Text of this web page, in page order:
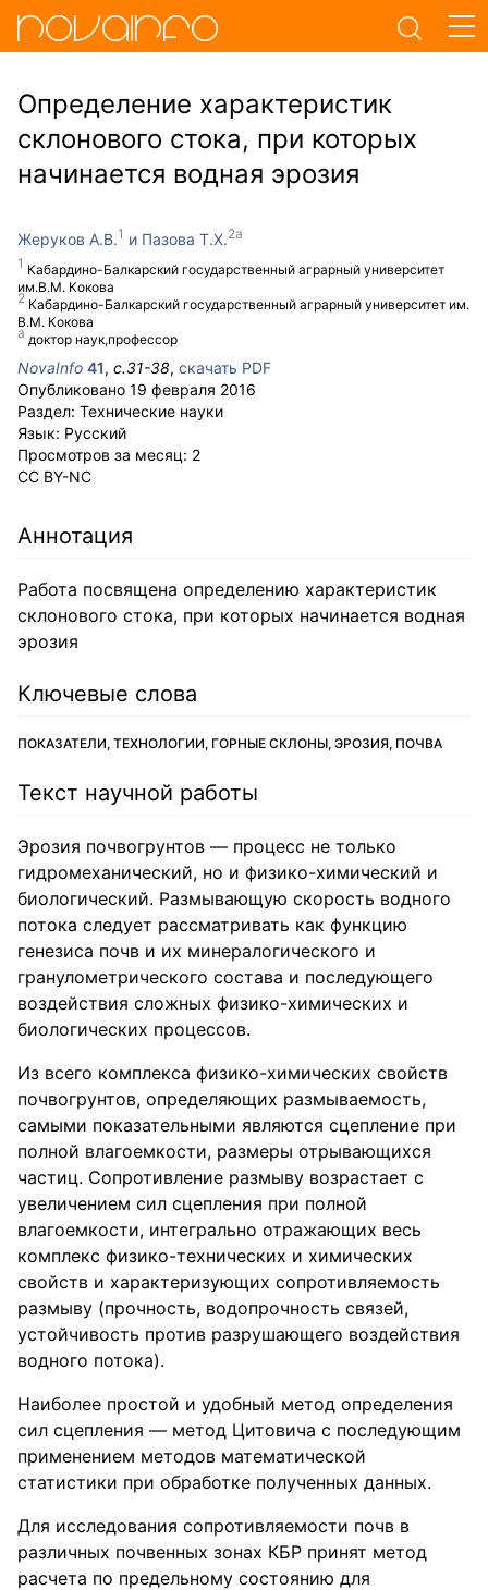
Определение характеристик
склонового стока, при которых
начинается водная эрозия
Жеруков А.В.
Кабардино-Балкарский государственный аграрный университет
им.В.М. Кокова
Пазова Т.Х.
Кабардино-Балкарский государственный аграрный университет им.
В.М. Кокова
доктор наук,профессор
NovaInfo 41, с.31-38, скачать PDF
Опубликовано 19 февраля 2016
Раздел: Технические науки
Язык: Русский
Просмотров за месяц: 2
CC BY-NC
Аннотация
Работа посвящена определению характеристик
склонового стока, при которых начинается водная
эрозия
Ключевые слова
ПОКАЗАТЕЛИ, ТЕХНОЛОГИИ, ГОРНЫЕ СКЛОНЫ, ЭРОЗИЯ, ПОЧВА
Текст научной работы
Эрозия почвогрунтов — процесс не только
гидромеханический, но и физико-химический и
биологический. Размывающую скорость водного
потока следует рассматривать как функцию
генезиса почв и их минералогического и
гранулометрического состава и последующего
воздействия сложных физико-химических и
биологических процессов.
Из всего комплекса физико-химических свойств
почвогрунтов, определяющих размываемость,
самыми показательными являются сцепление при
полной влагоемкости, размеры отрывающихся
частиц. Сопротивление размыву возрастает с
увеличением сил сцепления при полной
влагоемкости, интегрально отражающих весь
комплекс физико-технических и химических
свойств и характеризующих сопротивляемость
размыву (прочность, водопрочность связей,
устойчивость против разрушающего воздействия
водного потока).
Наиболее простой и удобный метод определения
сил сцепления — метод Цитовича с последующим
применением методов математической
статистики при обработке полученных данных.
Для исследования сопротивляемости почв в
различных почвенных зонах КБР принят метод
расчета по предельному состоянию для